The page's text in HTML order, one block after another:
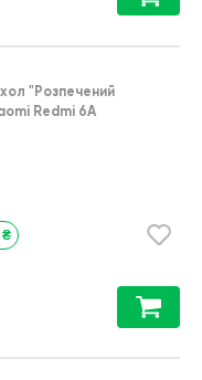
"Розпечений
Redmi 6A
₴